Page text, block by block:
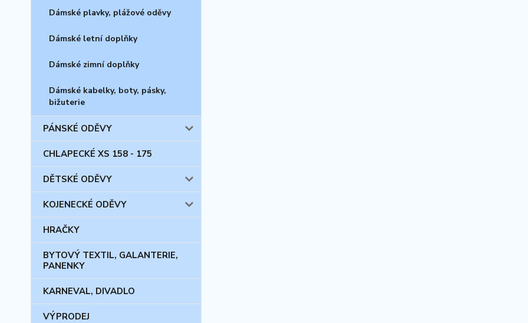
Dámské plavky, plážové oděvy
Dámské letní doplňky
Dámské zimní doplňky
Dámské kabelky, boty, pásky,
bižuterie
PÁNSKÉ ODĚVY
CHLAPECKÉ XS 158 - 175
DĚTSKÉ ODĚVY
KOJENECKÉ ODĚVY
HRAČKY
BYTOVÝ TEXTIL, GALANTERIE,
PANENKY
KARNEVAL, DIVADLO
VÝPRODEJ